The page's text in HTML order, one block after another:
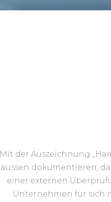
Mit der Auszeichnung
aussen dokumentieren,
einer externen
Unternehmen für sich